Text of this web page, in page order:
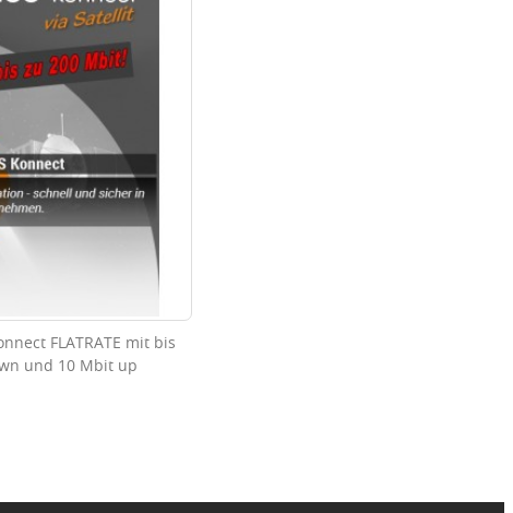
FLATRATE mit bis
und 10 Mbit up